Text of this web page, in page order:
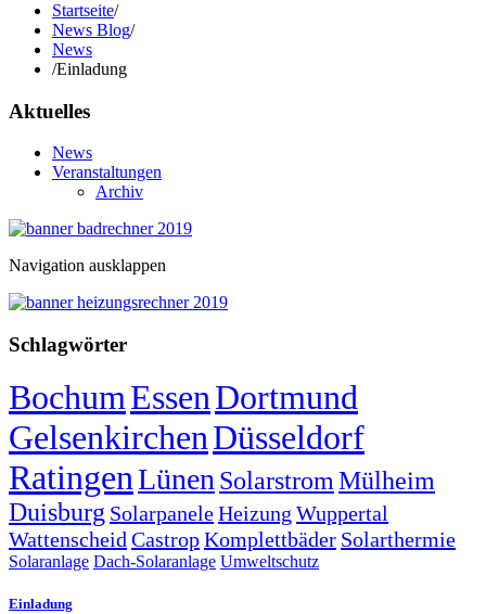
Startseite/
News Blog/
News
/Einladung
Aktuelles
News
Veranstaltungen
Archiv
Navigation ausklappen
Schlagwörter
BochumEssenDortmund
GelsenkirchenDüsseldorf
RatingenLünen Solarstrom Mülheim
Duisburg SolarpaneleHeizung Wuppertal
Wattenscheid CastropKomplettbäder Solarthermie
Solaranlage Dach-Solaranlage Umweltschutz
Einladung